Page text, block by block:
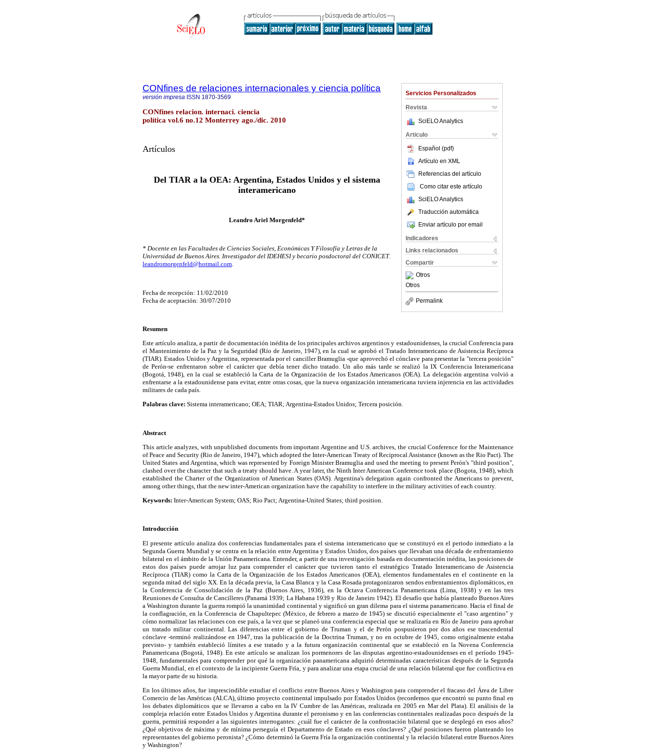
Servicios Personalizados
Revista
SciELO Analytics
Articulo
Español (pdf)
Artículo en XML
Referencias del artículo
Como citar este artículo
SciELO Analytics
Traducción automática
Enviar artículo por email
Indicadores
Links relacionados
Compartir
Otros
Otros
Permalink
CONfines de relaciones internacionales y ciencia política
versión impresa ISSN 1870-3569
CONfines relacion. internaci. ciencia
política vol.6 no.12 Monterrey ago./dic. 2010
Artículos
Del TIAR a la OEA: Argentina, Estados Unidos y el sistema
interamericano
Leandro Ariel Morgenfeld*
* Docente en las Facultades de Ciencias Sociales, Económicas Y Filosofía y Letras de la
Universidad de Buenos Aires. Investigador del IDEHESI y becario posdoctoral del CONICET.
leandromorgenfeld@hotmail.com.
Fecha de recepción: 11/02/2010
Fecha de aceptación: 30/07/2010
Resumen
Este artículo analiza, a partir de documentación inédita de los principales archivos argentinos y estadounidenses, la crucial Conferencia para
el Mantenimiento de la Paz y la Seguridad (Río de Janeiro, 1947), en la cual se aprobó el Tratado Interamericano de Asistencia Recíproca
(TIAR). Estados Unidos y Argentina, representada por el canciller Bramuglia -que aprovechó el cónclave para presentar la "tercera posición"
de Perón-se enfrentaron sobre el carácter que debía tener dicho tratado. Un año más tarde se realizó la IX Conferencia Interamericana
(Bogotá, 1948), en la cual se estableció la Carta de la Organización de los Estados Americanos (OEA). La delegación argentina volvió a
enfrentarse a la estadounidense para evitar, entre otras cosas, que la nueva organización interamericana tuviera injerencia en las actividades
militares de cada país.
Palabras clave: Sistema interamericano; OEA; TIAR; Argentina-Estados Unidos; Tercera posición.
Abstract
This article analyzes, with unpublished documents from important Argentine and U.S. archives, the crucial Conference for the Maintenance
of Peace and Security (Rio de Janeiro, 1947), which adopted the Inter-American Treaty of Reciprocal Assistance (known as the Rio Pact). The
United States and Argentina, which was represented by Foreign Minister Bramuglia and used the meeting to present Perón's "third position",
clashed over the character that such a treaty should have. A year later, the Ninth Inter American Conference took place (Bogota, 1948), which
established the Charter of the Organization of American States (OAS). Argentina's delegation again confronted the Americans to prevent,
among other things, that the new inter-American organization have the capability to interfere in the military activities of each country.
Keywords: Inter-American System; OAS; Rio Pact; Argentina-United States; third position.
Introducción
El presente artículo analiza dos conferencias fundamentales para el sistema interamericano que se constituyó en el periodo inmediato a la
Segunda Guerra Mundial y se centra en la relación entre Argentina y Estados Unidos, dos países que llevaban una década de enfrentamiento
bilateral en el ámbito de la Unión Panamericana. Entender, a partir de una investigación basada en documentación inédita, las posiciones de
estos dos países puede arrojar luz para comprender el carácter que tuvieron tanto el estratégico Tratado Interamericano de Asistencia
Recíproca (TIAR) como la Carta de la Organización de los Estados Americanos (OEA), elementos fundamentales en el continente en la
segunda mitad del siglo XX. En la década previa, la Casa Blanca y la Casa Rosada protagonizaron sendos enfrentamientos diplomáticos, en
la Conferencia de Consolidación de la Paz (Buenos Aires, 1936), en la Octava Conferencia Panamericana (Lima, 1938) y en las tres
Reuniones de Consulta de Cancilleres (Panamá 1939; La Habana 1939 y Rio de Janeiro 1942). El desafío que había planteado Buenos Aires
a Washington durante la guerra rompió la unanimidad continental y significó un gran dilema para el sistema panamericano. Hacia el final de
la conflagración, en la Conferencia de Chapultepec (México, de febrero a marzo de 1945) se discutió especialmente el "caso argentino" y
cómo normalizar las relaciones con ese país, a la vez que se planeó una conferencia especial que se realizaría en Río de Janeiro para aprobar
un tratado militar continental. Las diferencias entre el gobierno de Truman y el de Perón pospusieron por dos años ese trascendental
cónclave -terminó realizándose en 1947, tras la publicación de la Doctrina Truman, y no en octubre de 1945, como originalmente estaba
previsto- y también estableció límites a ese tratado y a la futura organización continental que se estableció en la Novena Conferencia
Panamericana (Bogotá, 1948). En este artículo se analizan los pormenores de las disputas argentino-estadounidenses en el período 1945-
1948, fundamentales para comprender por qué la organización panamericana adquirió determinadas características después de la Segunda
Guerra Mundial, en el contexto de la incipiente Guerra Fría, y para analizar una etapa crucial de una relación bilateral que fue conflictiva en
la mayor parte de su historia.
En los últimos años, fue imprescindible estudiar el conflicto entre Buenos Aires y Washington para comprender el fracaso del Área de Libre
Comercio de las Américas (ALCA), último proyecto continental impulsado por Estados Unidos (recordemos que encontró su punto final en
los debates diplomáticos que se llevaron a cabo en la IV Cumbre de las Américas, realizada en 2005 en Mar del Plata). El análisis de la
compleja relación entre Estados Unidos y Argentina durante el peronismo y en las conferencias continentales realizadas poco después de la
guerra, permitirá responder a las siguientes interrogantes: ¿cuál fue el carácter de la confrontación bilateral que se desplegó en esos años?
¿Qué objetivos de máxima y de mínima perseguía el Departamento de Estado en esos cónclaves? ¿Qué posiciones fueron planteando los
representantes del gobierno peronista? ¿Cómo determinó la Guerra Fría la organización continental y la relación bilateral entre Buenos Aires
y Washington?